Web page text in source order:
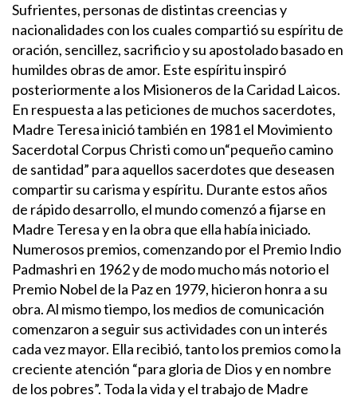
Sufrientes, personas de distintas creencias y
nacionalidades con los cuales compartió su espíritu de
oración, sencillez, sacrificio y su apostolado basado en
humildes obras de amor. Este espíritu inspiró
posteriormente a los Misioneros de la Caridad Laicos.
En respuesta a las peticiones de muchos sacerdotes,
Madre Teresa inició también en 1981 el Movimiento
Sacerdotal Corpus Christi como un“pequeño camino
de santidad” para aquellos sacerdotes que deseasen
compartir su carisma y espíritu. Durante estos años
de rápido desarrollo, el mundo comenzó a fijarse en
Madre Teresa y en la obra que ella había iniciado.
Numerosos premios, comenzando por el Premio Indio
Padmashri en 1962 y de modo mucho más notorio el
Premio Nobel de la Paz en 1979, hicieron honra a su
obra. Al mismo tiempo, los medios de comunicación
comenzaron a seguir sus actividades con un interés
cada vez mayor. Ella recibió, tanto los premios como la
creciente atención “para gloria de Dios y en nombre
de los pobres”. Toda la vida y el trabajo de Madre